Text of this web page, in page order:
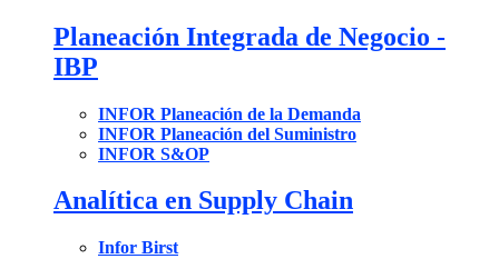
Planeación Integrada de Negocio -
IBP
INFOR Planeación de la Demanda
INFOR Planeación del Suministro
INFOR S&OP
Analítica en Supply Chain
Infor Birst